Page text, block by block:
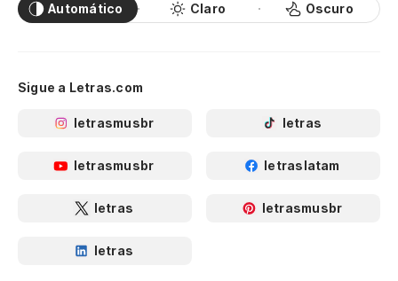
Automático Claro Oscuro
Sigue a Letras.com
letrasmusbr letras
letrasmusbr letraslatam
letras letrasmusbr
letras